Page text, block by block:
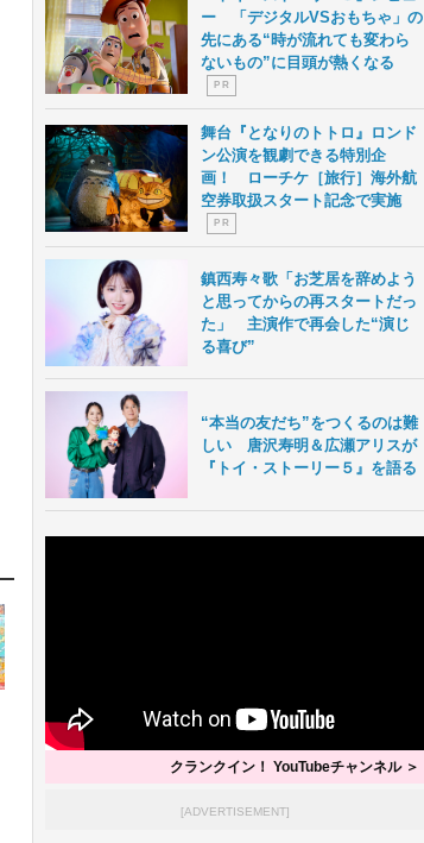
ー 「デジタルVSおもちゃ」の
先にある“時が流れても変わら
ないもの”に目頭が熱くなる
P R
舞台『となりのトトロ』ロンド
ン公演を観劇できる特別企
画！ ローチケ［旅行］海外航
空券取扱スタート記念で実施
P R
鎮西寿々歌「お芝居を辞めよう
と思ってからの再スタートだっ
た」 主演作で再会した“演じ
る喜び”
“本当の友だち”をつくるのは難
しい 唐沢寿明＆広瀬アリスが
『トイ・ストーリー５』を語る
クランクイン！ YouTubeチャンネル ＞
[ADVERTISEMENT]